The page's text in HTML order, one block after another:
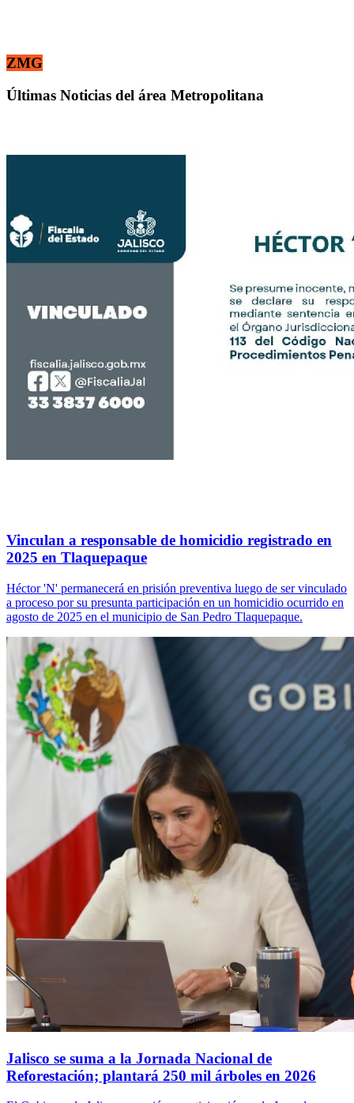
ZMG
Últimas Noticias del área Metropolitana
Vinculan a responsable de homicidio registrado en
2025 en Tlaquepaque
Héctor 'N' permanecerá en prisión preventiva luego de ser vinculado
a proceso por su presunta participación en un homicidio ocurrido en
agosto de 2025 en el municipio de San Pedro Tlaquepaque.
Jalisco se suma a la Jornada Nacional de
Reforestación; plantará 250 mil árboles en 2026